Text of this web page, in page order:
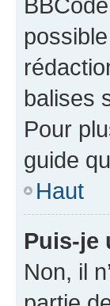
balises
Pour
guide
Haut
Puis-je
Non, il